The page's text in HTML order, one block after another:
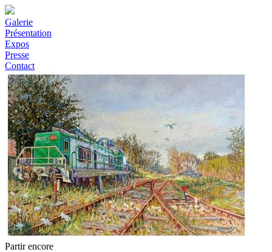
Galerie
Présentation
Expos
Presse
Contact
Partir encore